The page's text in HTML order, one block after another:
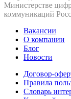
Министерстве
коммуникаций
Вакансии
О компании
Блог
Новости
Договор-
Правила
Словарь